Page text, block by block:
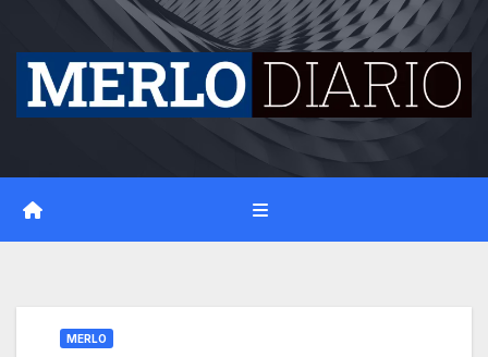
content
MERLO